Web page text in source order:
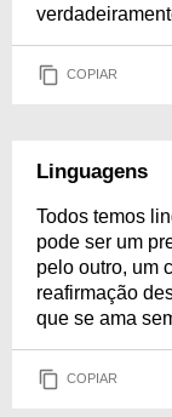
COPIAR
Linguagens
Todos temos
pode ser um
pelo outro, um
reafirmação
que se ama
COPIAR